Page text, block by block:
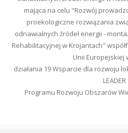
mająca na celu "Rozwój
proekologiczne rozwiązania
odnawialnych źródeł energii -
Rehabilitacyjnej w Krojantach"
Unii Europejskiej
działania 19 Wsparcie dla rozwoju
LEADER
Programu Rozwoju Obszarów